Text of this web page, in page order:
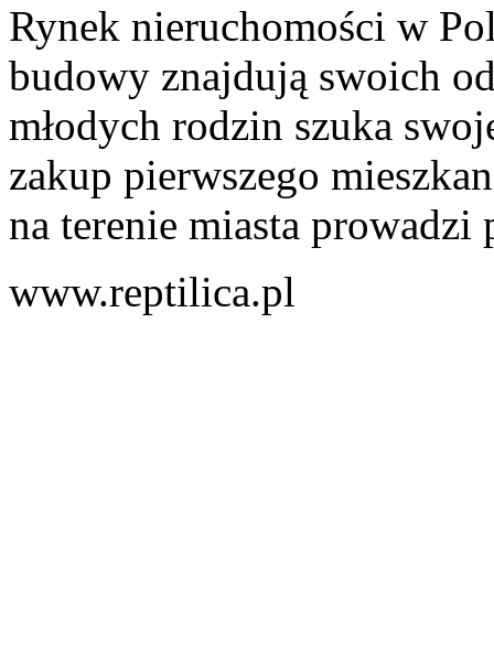
Rynek nieruchomości w
budowy znajdują swoich
młodych rodzin szuka
zakup pierwszego
na terenie miasta
www.reptilica.pl